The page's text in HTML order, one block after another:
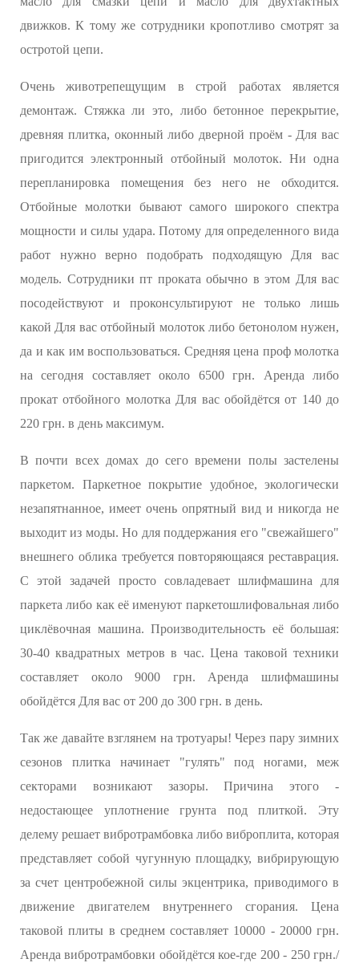
движков. К тому же сотрудники кропотливо смотрят за
остротой цепи.
Очень животрепещущим в строй работах является
демонтаж. Стяжка ли это, либо бетонное перекрытие,
древняя плитка, оконный либо дверной проём - Для вас
пригодится электронный отбойный молоток. Ни одна
перепланировка помещения без него не обходится.
Отбойные молотки бывают самого широкого спектра
мощности и силы удара. Потому для определенного вида
работ нужно верно подобрать подходящую Для вас
модель. Сотрудники пт проката обычно в этом Для вас
посодействуют и проконсультируют не только лишь
какой Для вас отбойный молоток либо бетонолом нужен,
да и как им воспользоваться. Средняя цена проф молотка
на сегодня составляет около 6500 грн. Аренда либо
прокат отбойного молотка Для вас обойдётся от 140 до
220 грн. в день максимум.
В почти всех домах до сего времени полы застелены
паркетом. Паркетное покрытие удобное, экологически
незапятнанное, имеет очень опрятный вид и никогда не
выходит из моды. Но для поддержания его "свежайшего"
внешнего облика требуется повторяющаяся реставрация.
С этой задачей просто совладевает шлифмашина для
паркета либо как её именуют паркетошлифовальная либо
циклёвочная машина. Производительность её большая:
30-40 квадратных метров в час. Цена таковой техники
составляет около 9000 грн. Аренда шлифмашины
обойдётся Для вас от 200 до 300 грн. в день.
Так же давайте взглянем на тротуары! Через пару зимних
сезонов плитка начинает "гулять" под ногами, меж
секторами возникают зазоры. Причина этого -
недостающее уплотнение грунта под плиткой. Эту
делему решает вибротрамбовка либо виброплита, которая
представляет собой чугунную площадку, вибрирующую
за счет центробежной силы экцентрика, приводимого в
движение двигателем внутреннего сгорания. Цена
таковой плиты в среднем составляет 10000 - 20000 грн.
Аренда вибротрамбовки обойдётся кое-где 200 - 250 грн./